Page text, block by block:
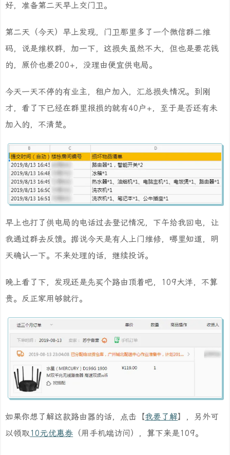
好，准备第二天早上交门卫。
第二天（今天）早上发现，门卫那里多了一个微信群二维
码，说是维权群，加一下，这损失虽然不大，但也是要花钱
的，原价也要200+，没理由便宜供电局。
今天一天不停的有业主，租户加入，汇总损失情况。到刚
才，看了下已经在群里报损的就有40户+，至于是否还有未
加入的，不清楚。
早上也打了供电局的电话过去登记情况，下午给我回电，让
我通过群去反馈。据说今天是有人上门维修，哪里知道，明
天确认一下。不来处理的话，继续投诉。
晚上看了下，发现还是先买个路由顶着吧，109大洋，不算
贵。反正家用够就行。
如果你想了解这款路由器的话，点击【我要了解】，另外可
以领取 10元优惠券 （用手机端访问），算下来是109。